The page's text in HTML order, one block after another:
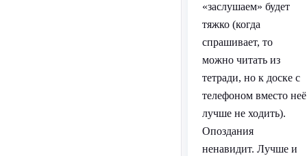
«заслушаем» будет
тяжко (когда
спрашивает, то
можно читать из
тетради, но к доске с
телефоном вместо неё
лучше не ходить).
Опоздания
ненавидит. Лучше и